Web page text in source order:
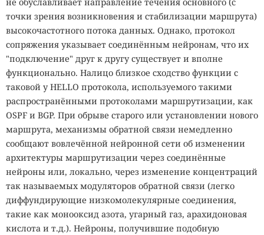
точки зрения возникновения и стабилизации маршрута)
высокочастотного потока данных. Однако, протокол
сопряжения указывает соединённым нейронам, что их
"подключение" друг к другу существует и вполне
функционально. Налицо близкое сходство функции с
таковой у HELLO протокола, используемого такими
распространёнными протоколами маршрутизации, как
OSPF и BGP. При обрыве старого или установлении нового
маршрута, механизмы обратной связи немедленно
сообщают вовлечённой нейронной сети об изменении
архитектуры маршрутизации через соединённые
нейроны или, локально, через изменение концентраций
так называемых модуляторов обратной связи (легко
диффундирующие низкомолекулярные соединения,
такие как монооксид азота, угарный газ, арахидоновая
кислота и т.д.). Нейроны, получившие подобную